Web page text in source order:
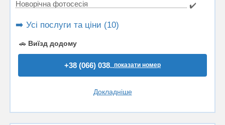
Новорічна фотосесія ✔️
➡️ Усі послуги та ціни (10)
🚗 Виїзд додому
+38 (066) 038..показати номер
Докладніше